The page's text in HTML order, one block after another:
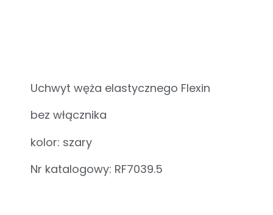
Uchwyt węża elastycznego Flexin
bez włącznika
kolor: szary
Nr katalogowy: RF7039.5